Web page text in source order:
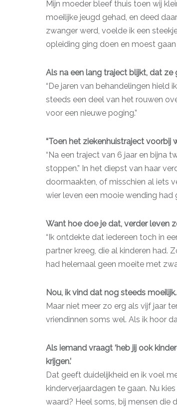
Mijn moeder bleef thuis toen wij
moeilijke jeugd gehad, en deed
zwanger werd, voelde ik een
opleiding ging doen en moest
Als na een lang traject blijkt, dat ze
“De jaren van behandelingen hield
steeds een deel van het rouwen
voor een nieuwe poging.”
“Toen het ziekenhuistraject voorbij
“Na een traject van 6 jaar en bijna
stoppen.” In het diepst van haar
doormaakten, of misschien al iets
wier leven een mooie wending had
Want hoe doe je dat, verder leven
“Ik ontdekte dat iedereen toch in
partner kreeg, die al kinderen had.
had helemaal geen moeite met
Nou, ik vind dat nog steeds moeilijk.
Maar niet meer zo erg als vijf jaar
vriendinnen soms wel. Als ik hoor
Als iemand vraagt ‘heb jij ook
krijgen.’
Dat geeft duidelijkheid en ik voel
kinderverjaardagen te gaan. Nu
waard? Heel soms, bij mensen die